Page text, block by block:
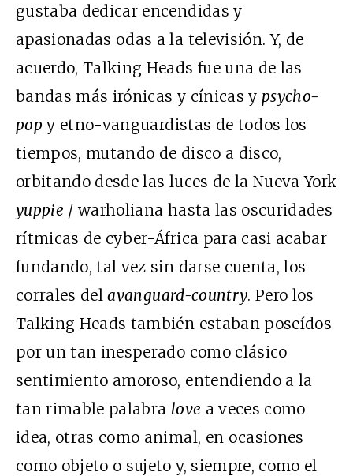
gustaba dedicar encendidas y
apasionadas odas a la televisión. Y, de
acuerdo, Talking Heads fue una de las
bandas más irónicas y cínicas y psycho-
pop y etno-vanguardistas de todos los
tiempos, mutando de disco a disco,
orbitando desde las luces de la Nueva York
yuppie / warholiana hasta las oscuridades
rítmicas de cyber-África para casi acabar
fundando, tal vez sin darse cuenta, los
corrales delavanguard-country. Pero los
Talking Heads también estaban poseídos
por un tan inesperado como clásico
sentimiento amoroso, entendiendo a la
tan rimable palabra love a veces como
idea, otras como animal, en ocasiones
como objeto o sujeto y, siempre, como el